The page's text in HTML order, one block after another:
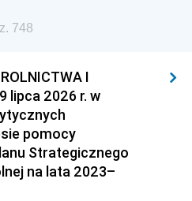
748
I
lipca 2026 r. w
pomocy
Strategicznego
na lata 2023–